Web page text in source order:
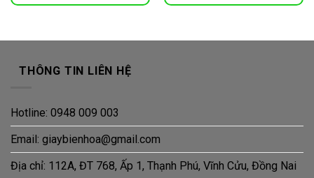
THÔNG TIN LIÊN HỆ
Hotline: 0948 009 003
Email: giaybienhoa@gmail.com
Địa chỉ: 112A, ĐT 768, Ấp 1, Thạnh Phú, Vĩnh Cửu, Đồng Nai